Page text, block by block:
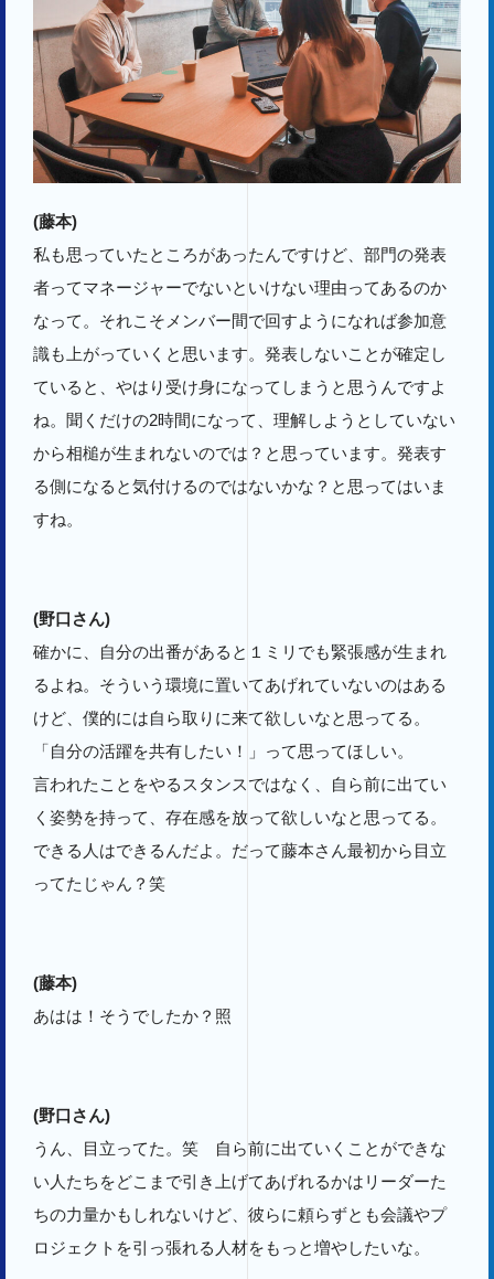
(藤本)
私も思っていたところがあったんですけど、部門の発表
者ってマネージャーでないといけない理由ってあるのか
なって。それこそメンバー間で回すようになれば参加意
識も上がっていくと思います。発表しないことが確定し
ていると、やはり受け身になってしまうと思うんですよ
ね。聞くだけの2時間になって、理解しようとしていない
から相槌が生まれないのでは？と思っています。発表す
る側になると気付けるのではないかな？と思ってはいま
すね。
(野口さん)
確かに、自分の出番があると１ミリでも緊張感が生まれ
るよね。そういう環境に置いてあげれていないのはある
けど、僕的には自ら取りに来て欲しいなと思ってる。
「自分の活躍を共有したい！」って思ってほしい。
言われたことをやるスタンスではなく、自ら前に出てい
く姿勢を持って、存在感を放って欲しいなと思ってる。
できる人はできるんだよ。だって藤本さん最初から目立
ってたじゃん？笑
(藤本)
あはは！そうでしたか？照
(野口さん)
うん、目立ってた。笑 自ら前に出ていくことができな
い人たちをどこまで引き上げてあげれるかはリーダーた
ちの力量かもしれないけど、彼らに頼らずとも会議やプ
ロジェクトを引っ張れる人材をもっと増やしたいな。